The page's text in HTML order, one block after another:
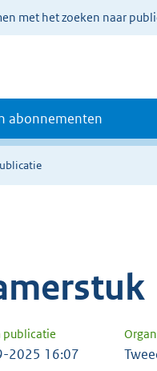
met het zoeken naar
abonnementen
publicatie
2025 16:07